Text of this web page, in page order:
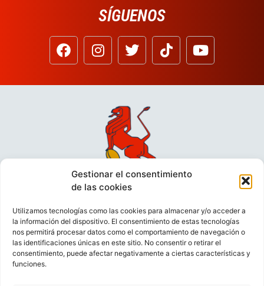
Gestionar el consentimiento
de las cookies
Utilizamos tecnologías como las cookies para almacenar y/o acceder a
la información del dispositivo. El consentimiento de estas tecnologías
nos permitirá procesar datos como el comportamiento de navegación o
las identificaciones únicas en este sitio. No consentir o retirar el
consentimiento, puede afectar negativamente a ciertas características y
funciones.
SÍGUENOS